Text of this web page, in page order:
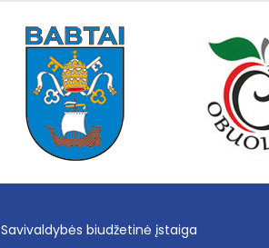
Savivaldybės biudžetinė įstaiga